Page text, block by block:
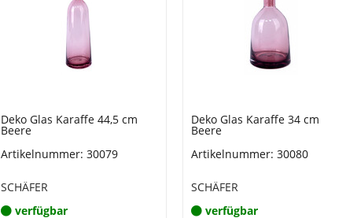
Deko Glas Karaffe 44,5 cm
Beere
Artikelnummer: 30079
SCHÄFER
verfügbar
Deko Glas Karaffe 34 cm
Beere
Artikelnummer: 30080
SCHÄFER
verfügbar